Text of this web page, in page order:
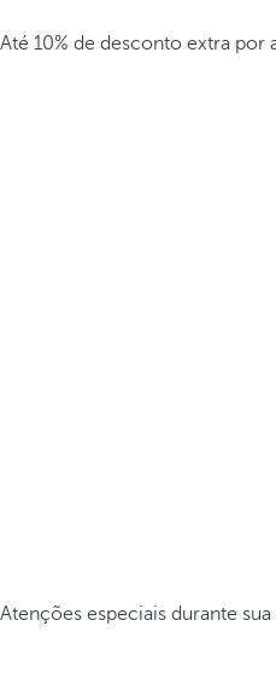
Até 10% de desconto extra por
Atenções especiais durante sua